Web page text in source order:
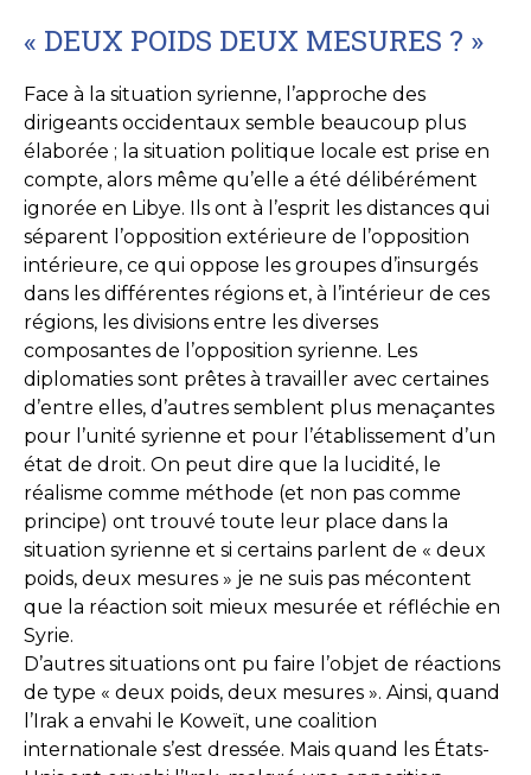
« DEUX POIDS DEUX MESURES ? »
Face à la situation syrienne, l’approche des
dirigeants occidentaux semble beaucoup plus
élaborée ; la situation politique locale est prise en
compte, alors même qu’elle a été délibérément
ignorée en Libye. Ils ont à l’esprit les distances qui
séparent l’opposition extérieure de l’opposition
intérieure, ce qui oppose les groupes d’insurgés
dans les différentes régions et, à l’intérieur de ces
régions, les divisions entre les diverses
composantes de l’opposition syrienne. Les
diplomaties sont prêtes à travailler avec certaines
d’entre elles, d’autres semblent plus menaçantes
pour l’unité syrienne et pour l’établissement d’un
état de droit. On peut dire que la lucidité, le
réalisme comme méthode (et non pas comme
principe) ont trouvé toute leur place dans la
situation syrienne et si certains parlent de « deux
poids, deux mesures » je ne suis pas mécontent
que la réaction soit mieux mesurée et réfléchie en
Syrie.
D’autres situations ont pu faire l’objet de réactions
de type « deux poids, deux mesures ». Ainsi, quand
l’Irak a envahi le Koweït, une coalition
internationale s’est dressée. Mais quand les États-